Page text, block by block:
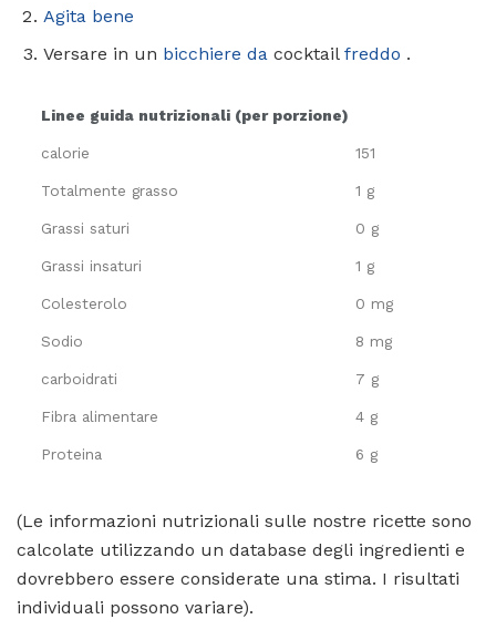
Agita bene
Versare in un bicchiere da cocktail freddo .
Linee guida nutrizionali (per porzione)
calorie 151
Totalmente grasso 1 g
Grassi saturi 0 g
Grassi insaturi 1 g
Colesterolo 0 mg
Sodio 8 mg
carboidrati 7 g
Fibra alimentare 4 g
Proteina 6 g
(Le informazioni nutrizionali sulle nostre ricette sono
calcolate utilizzando un database degli ingredienti e
dovrebbero essere considerate una stima. I risultati
individuali possono variare).